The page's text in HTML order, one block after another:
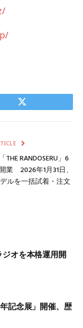
Twitter
THE RANDOSERU」6
業 2026年1月31日、
ルを一括試着・注文
オを本格運用開
記念展」開催、歴